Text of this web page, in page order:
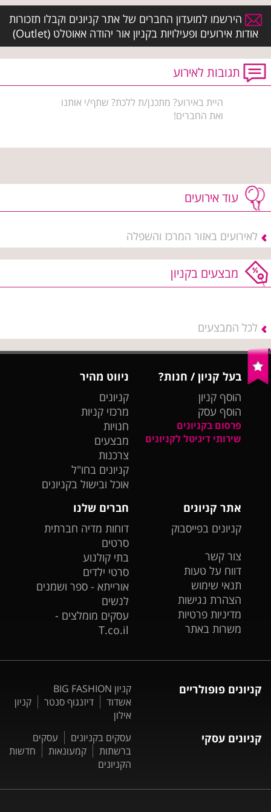
הירשמו למועדון החברים של אתר קניונים וקבלו תזכורות
אודות אירועים ופעילויות בקניון אור יהודה אאוטלט (Outlet)
תגובות לאירוע
היית באירוע? מתכנן/ת ללכת? שתף/י אותנו
ואת החברים!
עוד אירועים
לאירועים באזור המרכז והשפלה
מבצעים בקניון
לכל המבצעים
בעל קניון / חנות?
הוסף קניון
הוסף עסק
פרסום בקניונים
שירותי דיגיטל לקניונים
ניווט מהיר
קניונים
מרכזי קניות
חנויות
מבצעים
צרכנות
קניונים בחו"ל
אוכל ובישול בקניונים
אתר קניונים
קניונים בפייסבוק
צור קשר
דווח על טעות
תנאי שימוש
הצהרת נגישות
מדיניות פרטיות
משרות באתר
חברים שלנו
דוחות מדיה חברתית
סרטים
בתי קולנוע
סרטי ילדים
אורייתא - ספר ושמנים
לנשים
עסקים מומלצים -
T.co.il
קניונים פופולריים
קניון BIG FASHION
אשדוד
דיזנגוף סנטר
קניון
אילון
קניונים עסקי עסקים בקניונים
עסקים
ברשתות
קמעונאות
חדשות
הקניונים